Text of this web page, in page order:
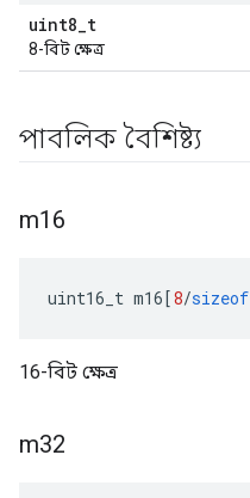
uint8_t
8-বিট ক্ষেত্র
পাবলিক বৈশিষ্ট্য
m16
uint16_t m16[8/sizeof
16-বিট ক্ষেত্র
m32